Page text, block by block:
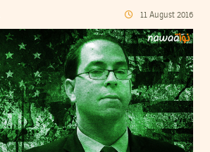
11 August 2016